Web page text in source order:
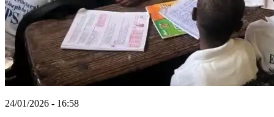
24/01/2026 - 16:58